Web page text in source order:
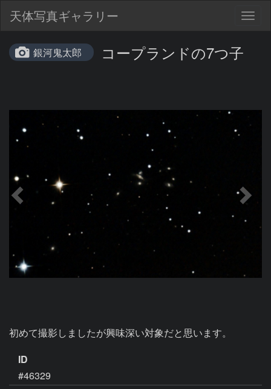
天体写真ギャラリー
銀河鬼太郎 コープランドの7つ子
初めて撮影しましたが興味深い対象だと思います。
ID
#46329